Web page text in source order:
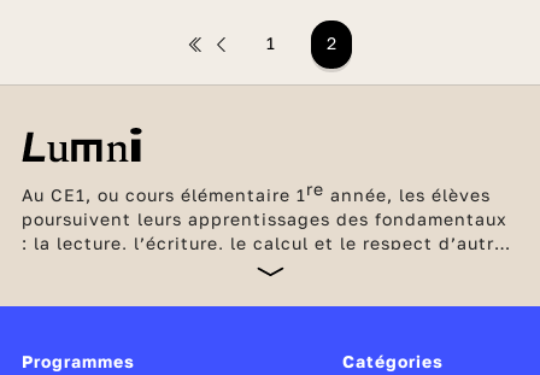
1 2
Au CE1, ou cours élémentaire 1re année, les élèves
poursuivent leurs apprentissages des fondamentaux
: la lecture, l’écriture, le calcul et le respect d’autrui.
Afin de les accompagner au mieux, tous les élèves de
et dans celui des mathématiques. Ce dispositif
Programmes Catégories